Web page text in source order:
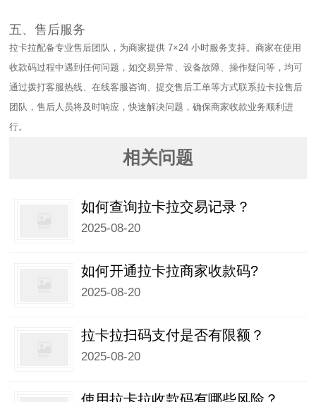
五、售后服务​
拉卡拉配备专业售后团队，为商家提供 7×24 小时服务支持。商家在使用
收款码过程中遇到任何问题，如交易异常、设备故障、操作疑问等，均可
通过拨打客服热线、在线客服咨询、提交售后工单等方式联系拉卡拉售后
团队，售后人员将及时响应，快速解决问题，确保商家收款业务顺利进
行。
相关问题
如何查询拉卡拉交易记录？
2025-08-20
如何开通拉卡拉商家收款码?
2025-08-20
拉卡拉扫码支付是否有限额？
2025-08-20